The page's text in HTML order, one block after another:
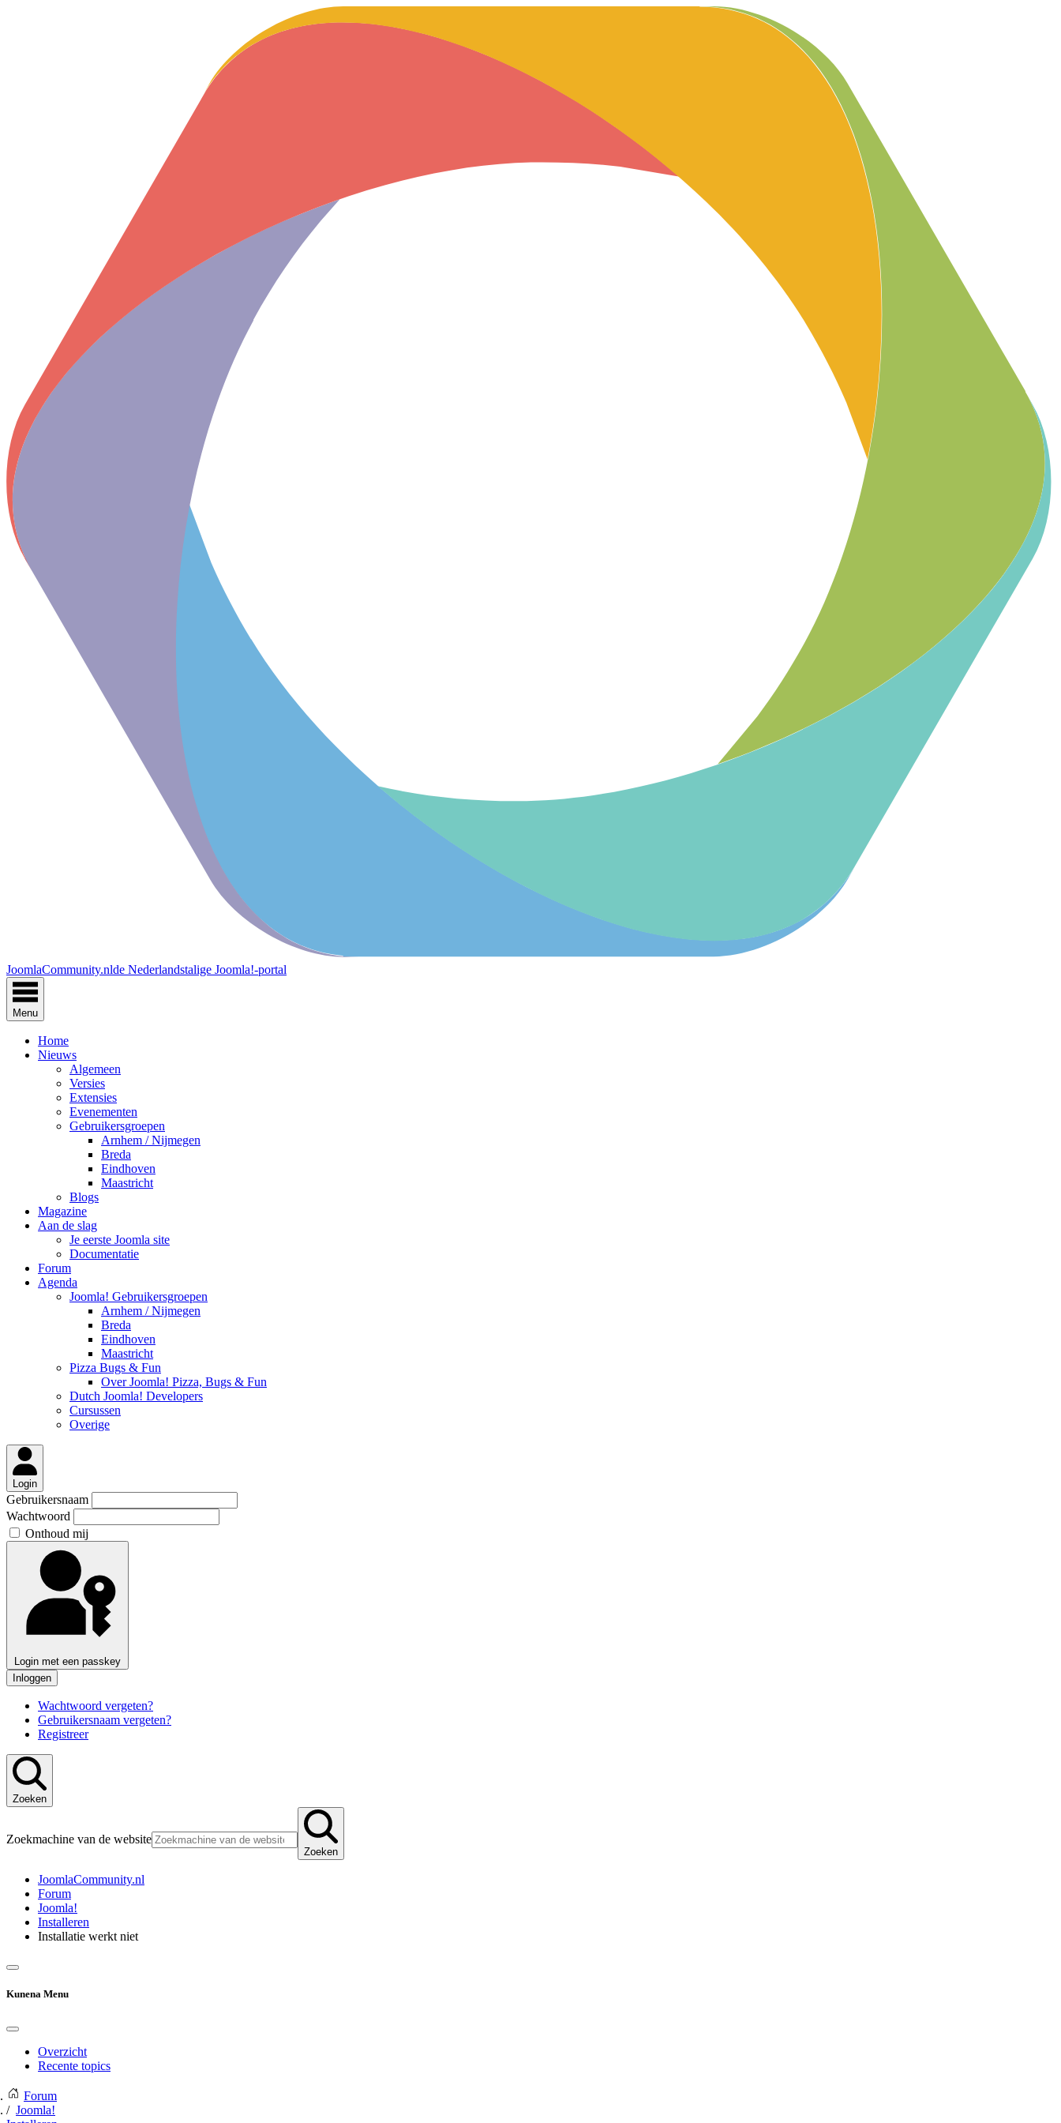
JoomlaCommunity.nlde Nederlandstalige Joomla!-portal
Menu
Home
Nieuws
Algemeen
Versies
Extensies
Evenementen
Gebruikersgroepen
Arnhem / Nijmegen
Breda
Eindhoven
Maastricht
Blogs
Magazine
Aan de slag
Je eerste Joomla site
Documentatie
Forum
Agenda
Joomla! Gebruikersgroepen
Arnhem / Nijmegen
Breda
Eindhoven
Maastricht
Pizza Bugs & Fun
Over Joomla! Pizza, Bugs & Fun
Dutch Joomla! Developers
Cursussen
Overige
Login
Gebruikersnaam
Wachtwoord
Onthoud mij
Login met een passkey
Inloggen
Wachtwoord vergeten?
Gebruikersnaam vergeten?
Registreer
Zoeken
Zoekmachine van de website
Zoeken
JoomlaCommunity.nl
Forum
Joomla!
Installeren
Installatie werkt niet
Kunena Menu
Overzicht
Recente topics
Forum
Joomla!